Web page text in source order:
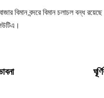
বিমান বন্দরে বিমান চলাচল বন্ধ